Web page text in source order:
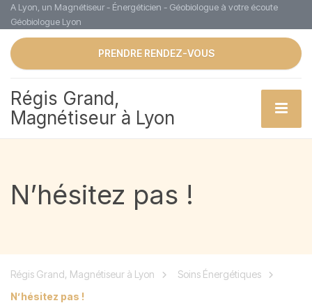
A Lyon, un Magnétiseur - Énergéticien - Géobiologue à votre écoute
Géobiologue Lyon
PRENDRE RENDEZ-VOUS
Régis Grand,
Magnétiseur à Lyon
N’hésitez pas !
Régis Grand, Magnétiseur à Lyon
Soins Énergétiques
N’hésitez pas !